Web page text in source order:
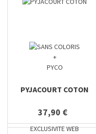
+
PYCO
PYJACOURT COTON
37,90 €
EXCLUSIVITE WEB